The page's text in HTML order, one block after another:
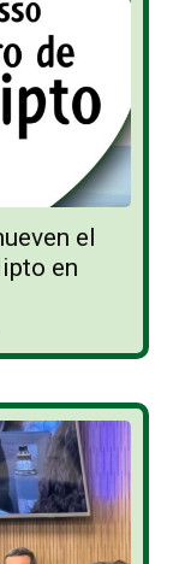
el
en